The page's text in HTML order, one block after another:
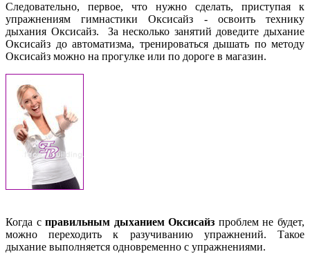
Следовательно, первое, что нужно сделать, приступая к
упражнениям гимнастики Оксисайз - освоить технику
дыхания Оксисайз. За несколько занятий доведите дыхание
Оксисайз до автоматизма, тренироваться дышать по методу
Оксисайз можно на прогулке или по дороге в магазин.
Когда справильным дыханием Оксисайз проблем не будет,
можно переходить к разучиванию упражнений. Такое
дыхание выполняется одновременно с упражнениями.